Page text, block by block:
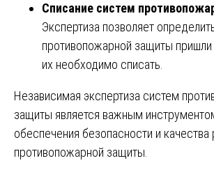
Списание систем
Экспертиза позволяет
противопожарной защиты пришли
их необходимо списать.
Независимая экспертиза систем
защиты является важным
обеспечения безопасности и
противопожарной защиты.